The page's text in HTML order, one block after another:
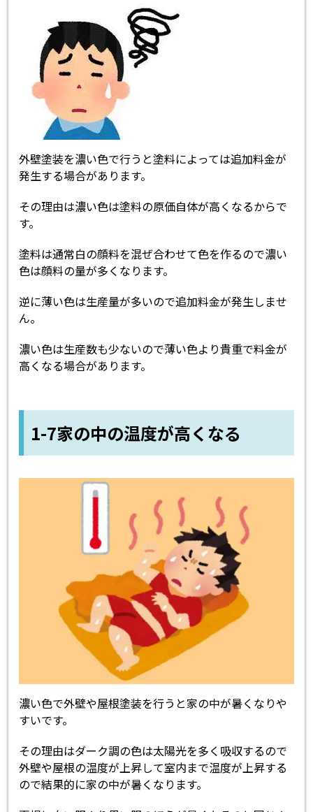
外壁塗装を濃い色で行うと塗料によっては追加料金が
発生する場合があります。
その理由は濃い色は塗料の原価自体が高くなるからで
す。
塗料は通常白の顔料を混ぜ合わせて色を作るので濃い
色は顔料の量が多くなります。
逆に薄い色は生産量が多いので追加料金が発生しませ
ん。
濃い色は生産数も少ないので薄い色より貴重で料金が
高くなる場合があります。
1-7家の中の温度が高くなる
濃い色で外壁や屋根塗装を行うと家の中が暑くなりや
すいです。
その理由はダーク調の色は太陽光を多く吸収するので
外壁や屋根の温度が上昇して室内まで温度が上昇する
ので結果的に家の中が暑くなります。